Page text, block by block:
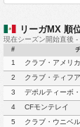
リーガMX 順
現在シーズン開始直後
#
1 クラブ・アメリカ
2
クラブ・ティフ
3
デポルティーボ
4
CFモンテレイ
5
クラブ・ウニベ